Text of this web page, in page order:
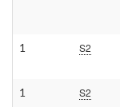
1 S2
1 S2